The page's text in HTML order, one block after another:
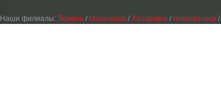
Наши филиалы: Тюмень / Махачкала / Хабаровск / Новокузнецк /